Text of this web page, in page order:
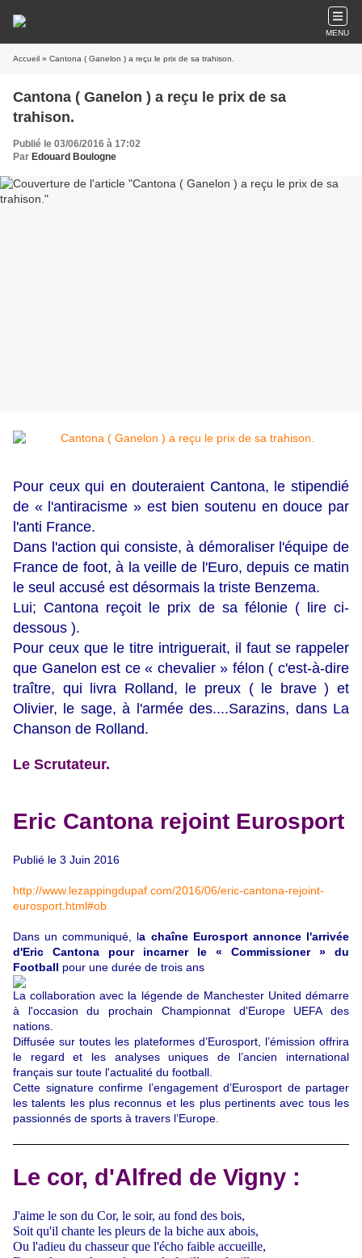
MENU
Accueil » Cantona ( Ganelon ) a reçu le prix de sa trahison.
Cantona ( Ganelon ) a reçu le prix de sa
trahison.
Publié le 03/06/2016 à 17:02
Par Edouard Boulogne
Pour ceux qui en douteraient Cantona, le stipendié
de « l'antiracisme » est bien soutenu en douce par
l'anti France.
Dans l'action qui consiste, à démoraliser l'équipe de
France de foot, à la veille de l'Euro, depuis ce matin
le seul accusé est désormais la triste Benzema.
Lui; Cantona reçoit le prix de sa félonie ( lire ci-
dessous ).
Pour ceux que le titre intriguerait, il faut se rappeler
que Ganelon est ce « chevalier » félon ( c'est-à-dire
traître, qui livra Rolland, le preux ( le brave ) et
Olivier, le sage, à l'armée des....Sarazins, dans La
Chanson de Rolland.
Le Scrutateur.
Eric Cantona rejoint Eurosport
Publié le 3 Juin 2016
http://www.lezappingdupaf.com/2016/06/eric-cantona-rejoint-
eurosport.html#ob
Dans un communiqué, la chaîne Eurosport annonce l'arrivée
d'Eric Cantona pour incarner le « Commissioner » du
Football pour une durée de trois ans
La collaboration avec la légende de Manchester United démarre
à l'occasion du prochain Championnat d'Europe UEFA des
nations.
Diffusée sur toutes les plateformes d’Eurosport, l’émission offrira
le regard et les analyses uniques de l’ancien international
français sur toute l'actualité du football.
Cette signature confirme l’engagement d’Eurosport de partager
les talents les plus reconnus et les plus pertinents avec tous les
passionnés de sports à travers l’Europe.
Le cor, d'Alfred de Vigny :
J'aime le son du Cor, le soir, au fond des bois,
Soit qu'il chante les pleurs de la biche aux abois,
Ou l'adieu du chasseur que l'écho faible accueille,